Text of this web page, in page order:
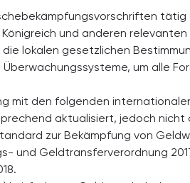
und anderen
lokalen gesetzlichen
um alle
mit den folgenden
aktualisiert, jedoch nicht
zur Bekämpfung von
und Geldtransferverordnung 2017